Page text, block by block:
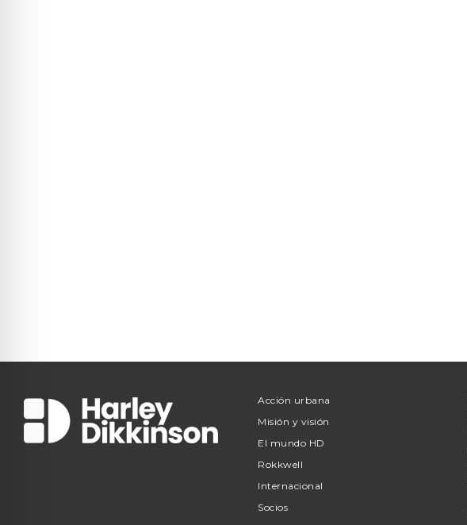
Acción urbana
Misión y visión
El mundo HD
Rokkwell
Internacional
Socios